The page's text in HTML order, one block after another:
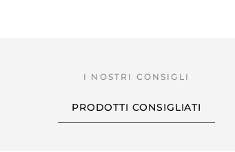
PRODOTTI CONSIGLIATI